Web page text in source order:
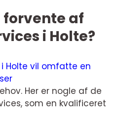
forvente af
i Holte?
Holte vil omfatte en
Her er nogle af de
som en kvalificeret